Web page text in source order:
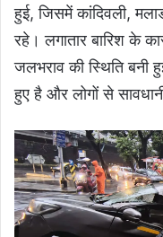
हुई, जिसमें कांदिवली,
रहे। लगातार बारिश के
जलभराव की स्थिति बनी
हुए है और लोगों से